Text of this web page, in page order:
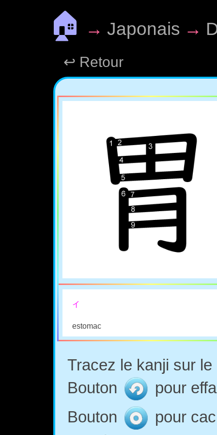
🏠 → Japonais →
↩ Retour
イ
estomac
Tracez le kanji sur
Bouton
pour
Bouton
pour